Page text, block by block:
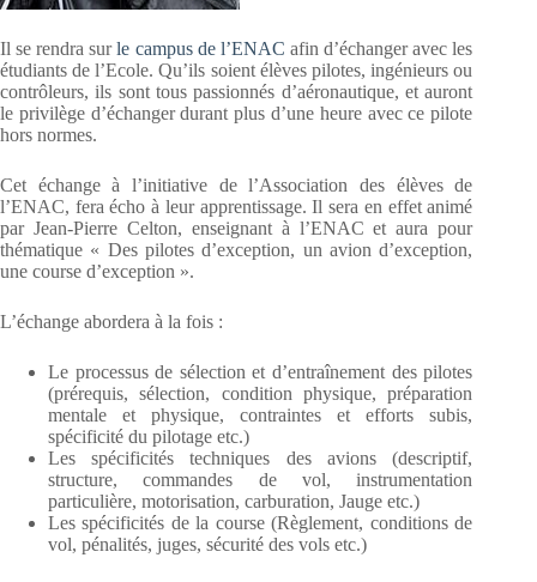
Il se rendra surle campus de l’ENAC afin d’échanger avec les
étudiants de l’Ecole. Qu’ils soient élèves pilotes, ingénieurs ou
contrôleurs, ils sont tous passionnés d’aéronautique, et auront
le privilège d’échanger durant plus d’une heure avec ce pilote
hors normes.
Cet échange à l’initiative de l’Association des élèves de
l’ENAC, fera écho à leur apprentissage. Il sera en effet animé
par Jean-Pierre Celton, enseignant à l’ENAC et aura pour
thématique « Des pilotes d’exception, un avion d’exception,
une course d’exception ».
L’échange abordera à la fois :
Le processus de sélection et d’entraînement des pilotes
(prérequis, sélection, condition physique, préparation
mentale et physique, contraintes et efforts subis,
spécificité du pilotage etc.)
Les spécificités techniques des avions (descriptif,
structure, commandes de vol, instrumentation
particulière, motorisation, carburation, Jauge etc.)
Les spécificités de la course (Règlement, conditions de
vol, pénalités, juges, sécurité des vols etc.)